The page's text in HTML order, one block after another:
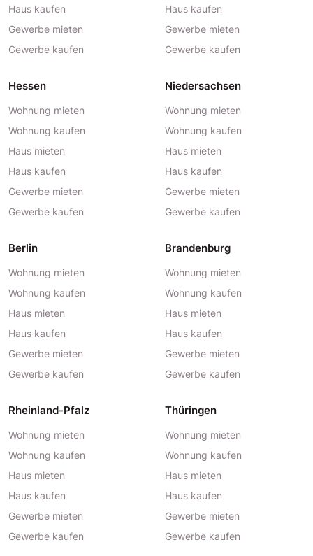
Haus kaufen
Gewerbe mieten
Gewerbe kaufen
Haus kaufen
Gewerbe mieten
Gewerbe kaufen
Hessen
Wohnung mieten
Wohnung kaufen
Haus mieten
Haus kaufen
Gewerbe mieten
Gewerbe kaufen
Niedersachsen
Wohnung mieten
Wohnung kaufen
Haus mieten
Haus kaufen
Gewerbe mieten
Gewerbe kaufen
Berlin
Wohnung mieten
Wohnung kaufen
Haus mieten
Haus kaufen
Gewerbe mieten
Gewerbe kaufen
Brandenburg
Wohnung mieten
Wohnung kaufen
Haus mieten
Haus kaufen
Gewerbe mieten
Gewerbe kaufen
Rheinland-Pfalz
Wohnung mieten
Wohnung kaufen
Haus mieten
Haus kaufen
Gewerbe mieten
Gewerbe kaufen
Thüringen
Wohnung mieten
Wohnung kaufen
Haus mieten
Haus kaufen
Gewerbe mieten
Gewerbe kaufen